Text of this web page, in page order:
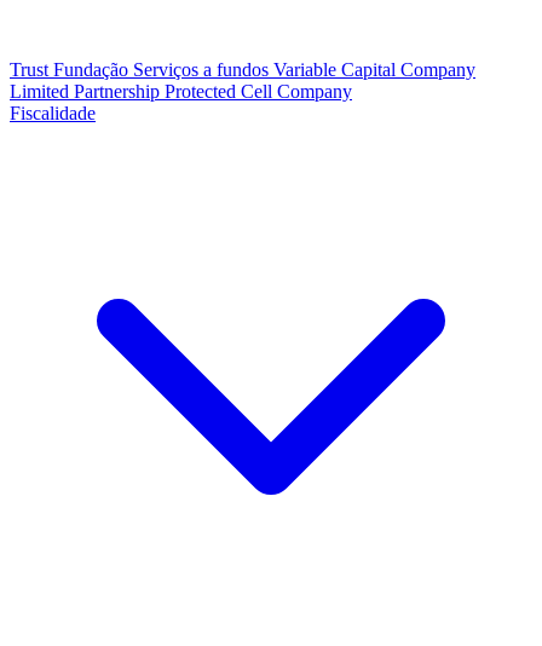
Trust Fundação Serviços a fundos Variable Capital Company
Limited Partnership Protected Cell Company
Fiscalidade